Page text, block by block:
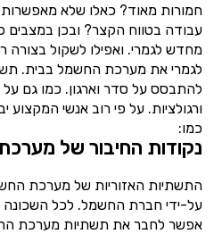
חמורות מאוד? כאלו שלא מאפשרות
עבודה בטווח הקצר? ובכן
מחדש לגמרי. ואפילו לשקול בצורה
לגמרי את מערכת החשמל בבית.
להתבסס על סדר וארגון. כמו גם על
ורגולציות. על פי רוב אנשי המקצוע
כמו:
נקודות החיבור של
התשתיות האזוריות של מערכת
על-ידי חברת החשמל. לכל השכונה
אפשר לחבר את תשתיות מערכת